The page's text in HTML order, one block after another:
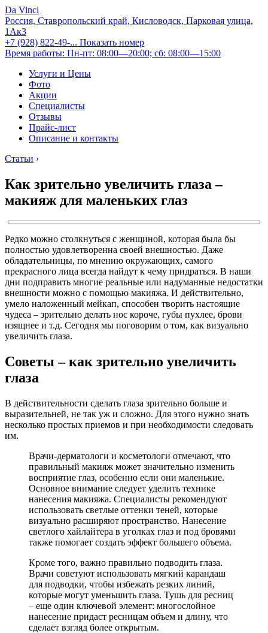
Da Vinci
Россия, Ставропольский край, Кисловодск, Парковая улица,
1Ак3
+7 (928) 822-49-... Показать номер
Время работы: Пн-пт: 08:00—20:00; сб: 08:00—15:00
Услуги и Цены
Фото
Акции
Специалисты
Отзывы
Прайс-лист
Описание и контакты
Статьи ›
Как зрительно увеличить глаза –
макияж для маленьких глаз
Редко можно столкнуться с женщиной, которая была бы
полностью удовлетворенна своей внешностью. Даже
обладательницы, по мнению окружающих, самого
прекрасного лица всегда найдут к чему придраться. В наши
дни подправить многие реальные или надуманные недостатки
внешности можно с помощью макияжа. И действительно,
умело наложенный мейкап, способен творить настоящие
чудеса – зрительно делать нос короче, губы пухлее, брови
изящнее и т.д. Сегодня мы поговорим о том, как визуально
увеличить глаза.
Советы – как зрительно увеличить
глаза
В действительности сделать глаза зрительно больше и
выразительней, не так уж и сложно. Для этого нужно знать
несколько простых приемов и при необходимости следовать
им.
Врачи-дерматологи и косметологи отмечают, что
правильный макияж может значительно изменить
восприятие глаз, особенно если они маленькие.
Основное внимание следует уделить технике
нанесения макияжа. Специалисты рекомендуют
использовать светлые оттенки теней, которые
визуально расширяют пространство. Нанесение
светлого хайлайтера в уголках глаз и под бровями
также помогает создать эффект большего объема.
Кроме того, важно правильно подводить глаза.
Врачи советуют использовать мягкий карандаш
для подводки, чтобы избежать резких линий,
которые могут уменьшить глаза. Тушь для ресниц
– еще один ключевой элемент: многослойное
нанесение придаст ресницам объем и длину, что
сделает взгляд более открытым.